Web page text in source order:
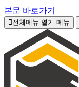
본문 바로가기
전체메뉴 열기 메뉴